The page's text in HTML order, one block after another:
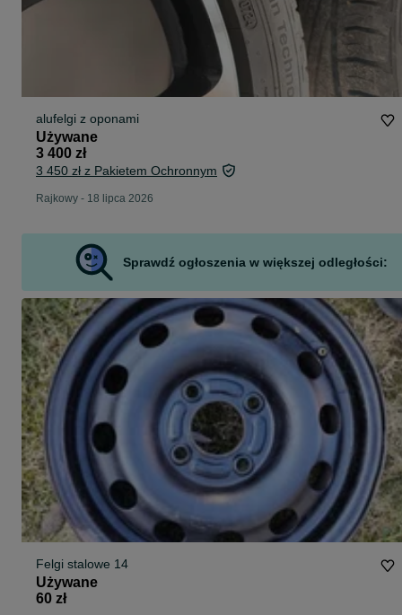
alufelgi z oponami
Używane
3 400 zł
3 450 zł z Pakietem Ochronnym
Rajkowy - 18 lipca 2026
Sprawdź ogłoszenia w większej odległości:
Felgi stalowe 14
Używane
60 zł